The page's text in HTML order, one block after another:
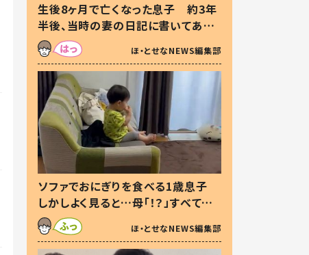
生後8ヶ月で亡くなった息子 約3年
半後、当時の妻の日記に書いてあっ
た本音とは
ほ・とせなNEWS編集部
ソファでおにぎりを食べる1歳息子
しかしよく見ると…母「！？」すべてを
察した母の投稿に「可愛いから許
す！」「現行犯〜」
ほ・とせなNEWS編集部